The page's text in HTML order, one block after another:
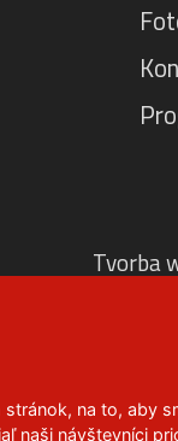
na to, aby
naši návštevníci
Tvorba